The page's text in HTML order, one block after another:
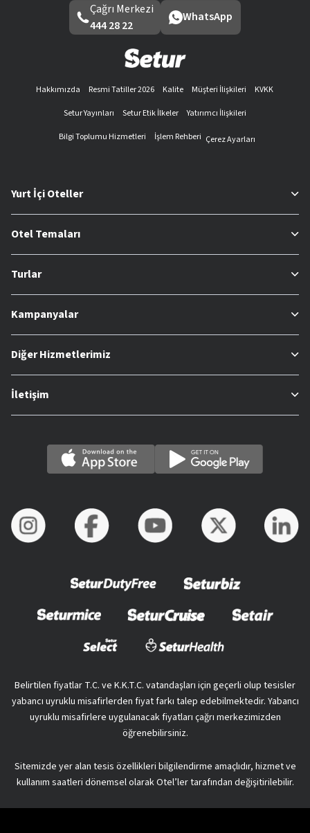
Çağrı Merkezi
444 28 22
WhatsApp
Hakkımızda Resmi Tatiller 2026 Kalite Müşteri İlişkileri
KVKK
Setur Yayınları
Setur Etik İlkeler
Yatırımcı İlişkileri
Bilgi Toplumu Hizmetleri
İşlem Rehberi Çerez Ayarları
Yurt İçi Oteller
Otel Temaları
Turlar
Kampanyalar
Diğer Hizmetlerimiz
İletişim
Belirtilen fiyatlar T.C. ve K.K.T.C. vatandaşları için geçerli olup tesisler
yabancı uyruklu misafirlerden fiyat farkı talep edebilmektedir. Yabancı
uyruklu misafirlere uygulanacak fiyatları çağrı merkezimizden
öğrenebilirsiniz.
Sitemizde yer alan tesis özellikleri bilgilendirme amaçlıdır, hizmet ve
kullanım saatleri dönemsel olarak Otel’ler tarafından değişitirilebilir.